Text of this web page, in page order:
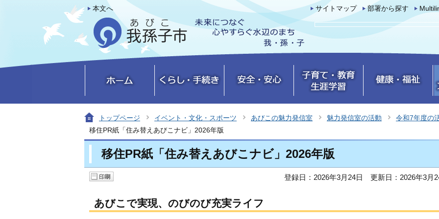
本文へ サイトマップ 部署から探す
トップページ イベント・文化・スポーツ あびこの魅力発信室 魅力発信室の活動
令和7年度の
移住PR紙「住み替えあびこナビ」2026年版
移住PR紙「住み替えあびこナビ」2026年版
登録日：2026年3月24日 更新日：2026年3月
あびこで実現、のびのび充実ライフ